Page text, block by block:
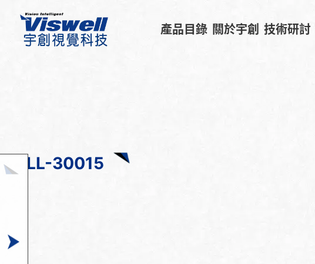
產品目錄 關於宇創 技術研討
LL-30015